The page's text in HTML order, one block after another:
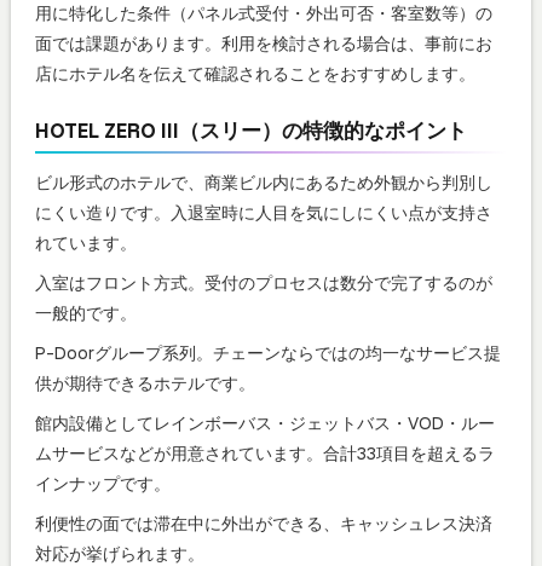
用に特化した条件（パネル式受付・外出可否・客室数等）の
面では課題があります。利用を検討される場合は、事前にお
店にホテル名を伝えて確認されることをおすすめします。
HOTEL ZERO III（スリー）の特徴的なポイント
ビル形式のホテルで、商業ビル内にあるため外観から判別し
にくい造りです。入退室時に人目を気にしにくい点が支持さ
れています。
入室はフロント方式。受付のプロセスは数分で完了するのが
一般的です。
P-Doorグループ系列。チェーンならではの均一なサービス提
供が期待できるホテルです。
館内設備としてレインボーバス・ジェットバス・VOD・ルー
ムサービスなどが用意されています。合計33項目を超えるラ
インナップです。
利便性の面では滞在中に外出ができる、キャッシュレス決済
対応が挙げられます。